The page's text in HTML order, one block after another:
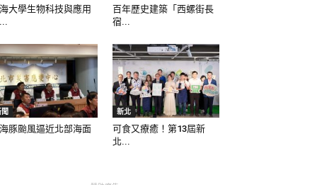
大學生物科技與應用
百年歷史建築「西螺街長
宿...
豚颱風逼近北部海面
新北
可食又療癒！第13屆新
北...